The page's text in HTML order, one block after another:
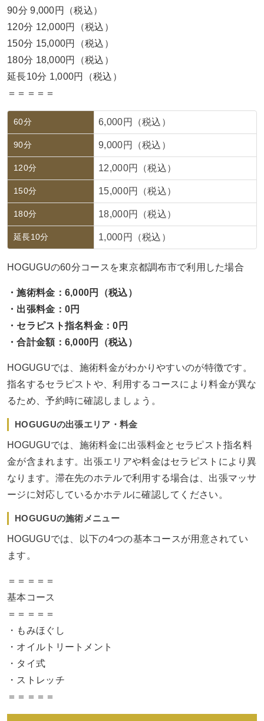
90分 9,000円（税込）
120分 12,000円（税込）
150分 15,000円（税込）
180分 18,000円（税込）
延長10分 1,000円（税込）
＝＝＝＝＝
60分 6,000円（税込）
90分 9,000円（税込）
120分 12,000円（税込）
150分 15,000円（税込）
180分 18,000円（税込）
延長10分 1,000円（税込）
HOGUGUの60分コースを東京都調布市で利用した場合
・施術料金：6,000円（税込）
・出張料金：0円
・セラピスト指名料金：0円
・合計金額：6,000円（税込）
HOGUGUでは、施術料金がわかりやすいのが特徴です。
指名するセラピストや、利用するコースにより料金が異な
るため、予約時に確認しましょう。
HOGUGUの出張エリア・料金
HOGUGUでは、施術料金に出張料金とセラピスト指名料
金が含まれます。出張エリアや料金はセラピストにより異
なります。滞在先のホテルで利用する場合は、出張マッサ
ージに対応しているかホテルに確認してください。
HOGUGUの施術メニュー
HOGUGUでは、以下の4つの基本コースが用意されてい
ます。
＝＝＝＝＝
基本コース
＝＝＝＝＝
・もみほぐし
・オイルトリートメント
・タイ式
・ストレッチ
＝＝＝＝＝